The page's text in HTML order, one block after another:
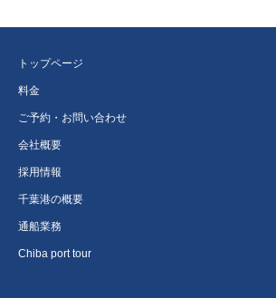
トップページ
料金
ご予約・お問い合わせ
会社概要
採用情報
千葉港の概要
通船業務
Chiba port tour